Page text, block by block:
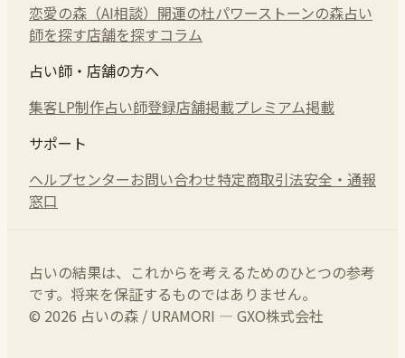
恋愛の森（AI相談） 開運の杜パワーストーンの森占い
師を探す店舗を探すコラム
占い師・店舗の方へ
集客LP制作占い師登録店舗掲載プレミアム掲載
サポート
ヘルプセンターお問い合わせ特定商取引法安全・通報
窓口
占いの結果は、これからを考えるためのひとつの参考
です。将来を保証するものではありません。
© 2026 占いの森 / URAMORI — GXO株式会社